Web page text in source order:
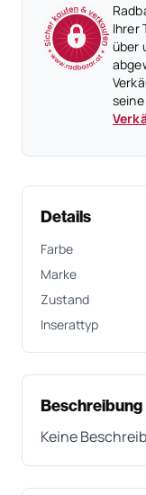
Ihrer
über
Details
Farbe
Marke
Zustand
Inserattyp
Beschreibung
Keine